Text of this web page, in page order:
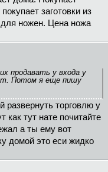
заготовки из
для ножен. Цена ножа
продавать у входа у
Потом я еще пишу
развернуть торговлю у
как тут нате почитайте
а ты ему вот
домой это еси жидко